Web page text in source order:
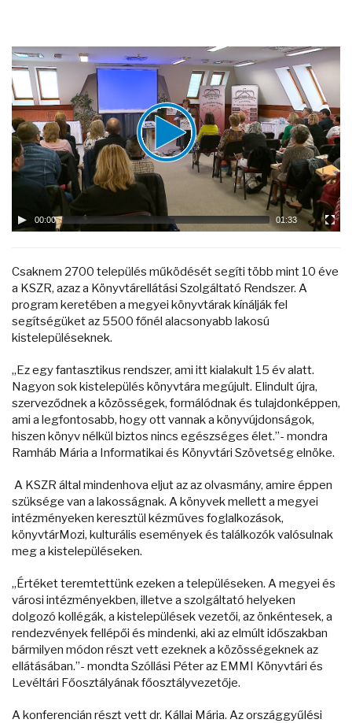
Video
Player
00:00 01:33
Csaknem 2700 település működését segíti több mint 10 éve
a KSZR, azaz a Könyvtárellátási Szolgáltató Rendszer. A
program keretében a megyei könyvtárak kínálják fel
segítségüket az 5500 főnél alacsonyabb lakosú
kistelepüléseknek.
„Ez egy fantasztikus rendszer, ami itt kialakult 15 év alatt.
Nagyon sok kistelepülés könyvtára megújult. Elindult újra,
szerveződnek a közösségek, formálódnak és tulajdonképpen,
ami a legfontosabb, hogy ott vannak a könyvújdonságok,
hiszen könyv nélkül biztos nincs egészséges élet.”- mondra
Ramháb Mária a Informatikai és Könyvtári Szövetség elnöke.
A KSZR által mindenhova eljut az az olvasmány, amire éppen
szüksége van a lakosságnak. A könyvek mellett a megyei
intézményeken keresztül kézműves foglalkozások,
könyvtárMozi, kulturális események és találkozók valósulnak
meg a kistelepüléseken.
„Értéket teremtettünk ezeken a településeken. A megyei és
városi intézményekben, illetve a szolgáltató helyeken
dolgozó kollégák, a kistelepülések vezetői, az önkéntesek, a
rendezvények fellépői és mindenki, aki az elmúlt időszakban
bármilyen módon részt vett ezeknek a közösségeknek az
ellátásában.”- mondta Szóllási Péter az EMMI Könyvtári és
Levéltári Főosztályának főosztályvezetője.
A konferencián részt vett dr. Kállai Mária. Az országgyűlési